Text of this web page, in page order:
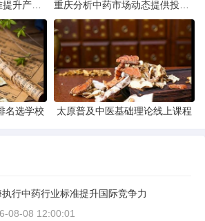
名选学校 太原普及中医基础理论线上课程
执行中药行业标准提升国际竞争力
08-08 12:00:01